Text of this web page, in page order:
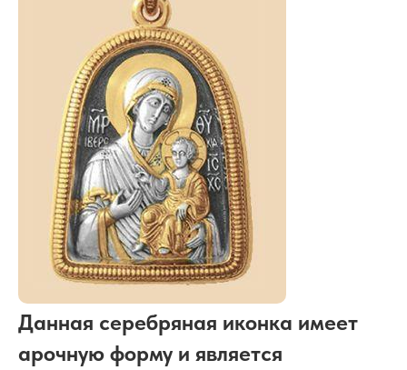
Данная серебряная иконка имеет
арочную форму и является